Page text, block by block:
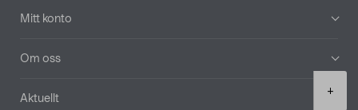
+
Mitt konto
Om oss
Aktuellt